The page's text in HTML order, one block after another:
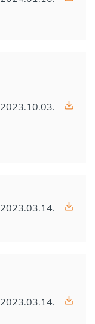
2023.10.03.
2023.03.14.
2023.03.14.